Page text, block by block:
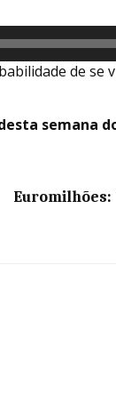
de se
semana
Euromilhões: